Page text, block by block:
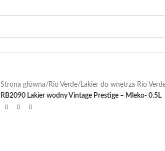
Strona główna/ Rio Verde/ Lakier do wnętrza Rio
RB2090 Lakier wodny Vintage Prestige – Mleko- 0.5L